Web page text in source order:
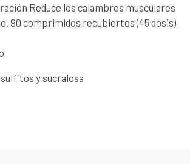
Reduce los calambres musculares
90 comprimidos recubiertos (45 dosis)
y sucralosa